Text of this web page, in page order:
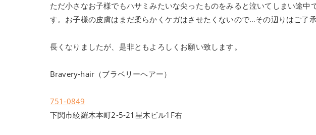
ただ小さなお子様でもハサミみたいな尖ったものをみると泣いてしまい途中
す。お子様の皮膚はまだ柔らかくケガはさせたくないので…その辺りはご了承
長くなりましたが、是非ともよろしくお願い致します。
Bravery-hair（ブラベリーヘアー）
751-0849
下関市綾羅木本町2-5-21星木ビル1F右